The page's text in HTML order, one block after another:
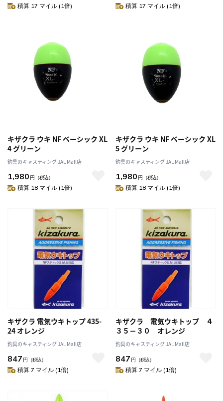
積算 17 マイル (1倍) 積算 17 マイル (1倍)
キザクラ ウキ NF ベーシック XL
4 グリーン
釣具のキャスティング JAL Mall店
1,980 円 （税込）
積算 18 マイル (1倍)
キザクラ ウキ NF ベーシック XL
5 グリーン
釣具のキャスティング JAL Mall店
1,980 円 （税込）
積算 18 マイル (1倍)
キザクラ 電気ウキトップ 435-
24 オレンジ
釣具のキャスティング JAL Mall店
847 円 （税込）
積算 7 マイル (1倍)
キザクラ 電気ウキトップ ４
３５－３０ オレンジ
釣具のキャスティング JAL Mall店
847 円 （税込）
積算 7 マイル (1倍)